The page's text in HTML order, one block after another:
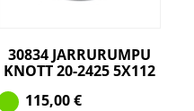
30834 JARRURUMPU
KNOTT 20-2425 5X112
115,00€